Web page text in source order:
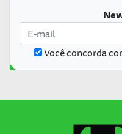
Você concorda